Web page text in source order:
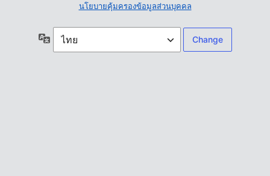
นโยบายคุ้มครองข้อมูลส่วนบุคคล
ภาษา